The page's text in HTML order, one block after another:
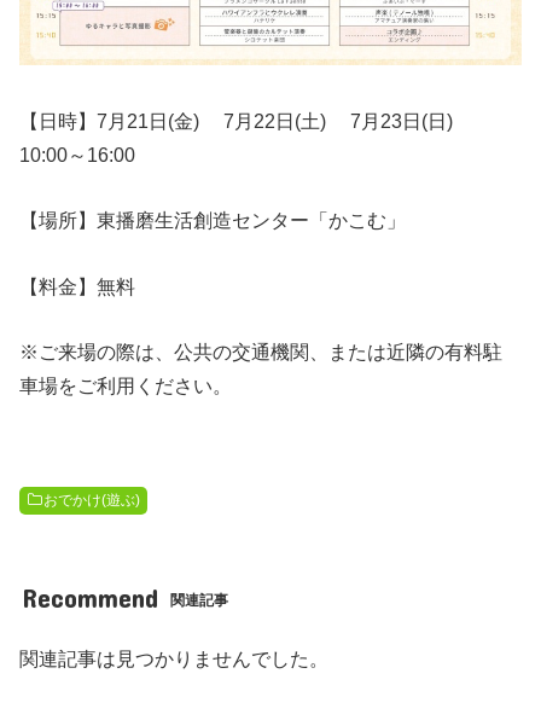
【日時】7 月21日(金)7 月22日(土) 7月23日(日)
10:00～ 16:00
【場所】東播磨生活創造センター「かこむ」
【料金】無料
※ご来場の際は、公共の交通機関、または近隣の有料駐
車場をご利用ください。
おでかけ(遊ぶ)
Recommend 関連記事
関連記事は見つかりませんでした。